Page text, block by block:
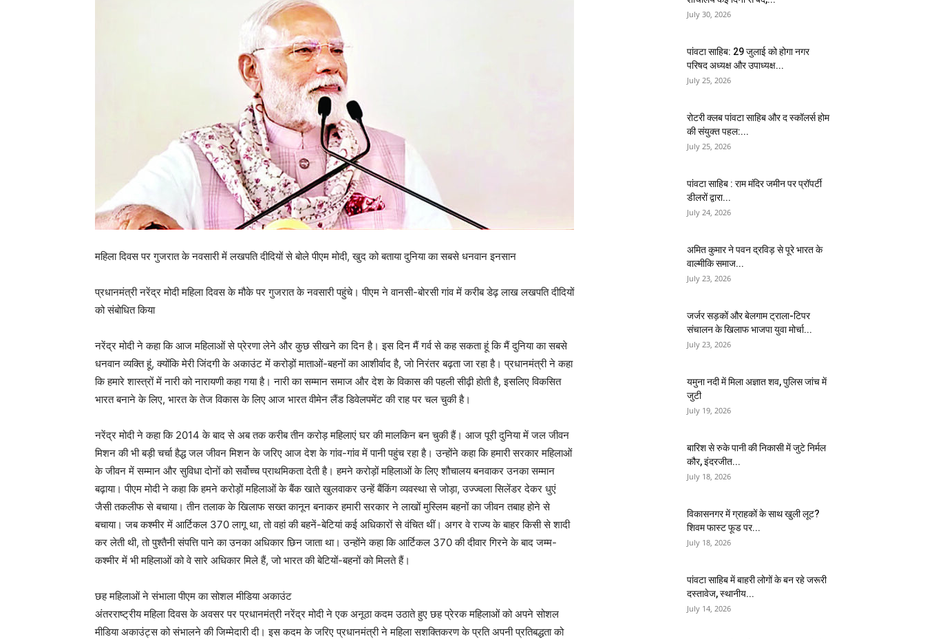
महिला दिवस पर गुजरात के नवसारी में लखपति दीदियों से बोले पीएम मोदी, खुद को बताया दुनिया का सबसे धनवान इनसान
प्रधानमंत्री नरेंद्र मोदी महिला दिवस के मौके पर गुजरात के नवसारी पहुंचे। पीएम ने वानसी-बोरसी गांव में करीब डेढ़ लाख लखपति दीदियों
को संबोधित किया
नरेंद्र मोदी ने कहा कि आज महिलाओं से प्रेरणा लेने और कुछ सीखने का दिन है। इस दिन मैं गर्व से कह सकता हूं कि मैं दुनिया का सबसे
धनवान व्यक्ति हूं, क्योंकि मेरी जिंदगी के अकाउंट में करोड़ों माताओं-बहनों का आशीर्वाद है, जो निरंतर बढ़ता जा रहा है। प्रधानमंत्री ने कहा
कि हमारे शास्त्रों में नारी को नारायणी कहा गया है। नारी का सम्मान समाज और देश के विकास की पहली सीढ़ी होती है, इसलिए विकसित
भारत बनाने के लिए, भारत के तेज विकास के लिए आज भारत वीमेन लैंड डिवेलपमेंट की राह पर चल चुकी है।
नरेंद्र मोदी ने कहा कि 2014 के बाद से अब तक करीब तीन करोड़ महिलाएं घर की मालकिन बन चुकी हैं। आज पूरी दुनिया में जल जीवन
मिशन की भी बड़ी चर्चा हैद्ध जल जीवन मिशन के जरिए आज देश के गांव-गांव में पानी पहुंच रहा है। उन्होंने कहा कि हमारी सरकार महिलाओं
के जीवन में सम्मान और सुविधा दोनों को सर्वोच्च प्राथमिकता देती है। हमने करोड़ों महिलाओं के लिए शौचालय बनवाकर उनका सम्मान
बढ़ाया। पीएम मोदी ने कहा कि हमने करोड़ों महिलाओं के बैंक खाते खुलवाकर उन्हें बैंकिंग व्यवस्था से जोड़ा, उज्ज्वला सिलेंडर देकर धुएं
जैसी तकलीफ से बचाया। तीन तलाक के खिलाफ सख्त कानून बनाकर हमारी सरकार ने लाखों मुस्लिम बहनों का जीवन तबाह होने से
बचाया। जब कश्मीर में आर्टिकल 370 लागू था, तो वहां की बहनें-बेटियां कई अधिकारों से वंचित थीं। अगर वे राज्य के बाहर किसी से शादी
कर लेती थी, तो पुश्तैनी संपत्ति पाने का उनका अधिकार छिन जाता था। उन्होंने कहा कि आर्टिकल 370 की दीवार गिरने के बाद जम्म-
कश्मीर में भी महिलाओं को वे सारे अधिकार मिले हैं, जो भारत की बेटियों-बहनों को मिलते हैं।
छह महिलाओं ने संभाला पीएम का सोशल मीडिया अकाउंट
अंतरराष्ट्रीय महिला दिवस के अवसर पर प्रधानमंत्री नरेंद्र मोदी ने एक अनूठा कदम उठाते हुए छह प्रेरक महिलाओं को अपने सोशल
मीडिया अकाउंट्स को संभालने की जिम्मेदारी दी। इस कदम के जरिए प्रधानमंत्री ने महिला सशक्तिकरण के प्रति अपनी प्रतिबद्धता को
July 30, 2026
पांवटा साहिब: 29 जुलाई को होगा नगर
परिषद अध्यक्ष और उपाध्यक्ष...
July 25, 2026
​रोटरी क्लब पांवटा साहिब और द स्कॉलर्स होम
की संयुक्त पहल:...
July 25, 2026
पांवटा साहिब : राम मंदिर जमीन पर प्रॉपर्टी
डीलरों द्वारा...
July 24, 2026
अमित कुमार ने पवन द्रविड़ से पूरे भारत के
वाल्मीकि समाज...
July 23, 2026
जर्जर सड़कों और बेलगाम ट्राला-टिपर
संचालन के खिलाफ भाजपा युवा मोर्चा...
July 23, 2026
यमुना नदी में मिला अज्ञात शव, पुलिस जांच में
जुटी
July 19, 2026
बारिश से रुके पानी की निकासी में जुटे निर्मल
कौर, इंदरजीत...
July 18, 2026
विकासनगर में ग्राहकों के साथ खुली लूट?
शिवम फास्ट फूड पर...
July 18, 2026
पांवटा साहिब में बाहरी लोगों के बन रहे जरूरी
दस्तावेज, स्थानीय...
July 14, 2026